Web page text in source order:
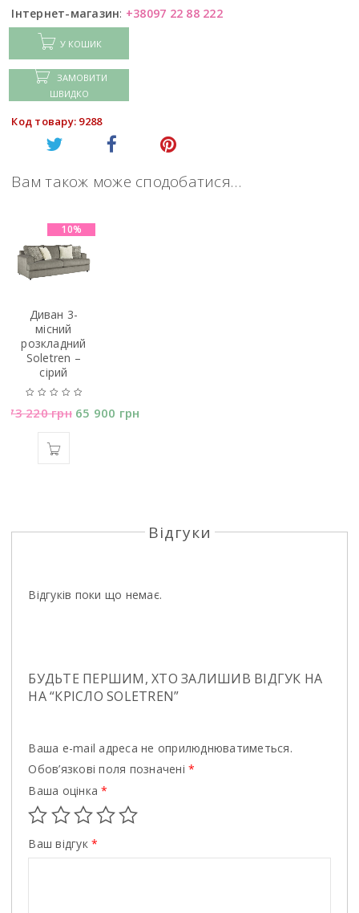
Інтернет-магазин: +38097 22 88 222
У КОШИК
ЗАМОВИТИ
ШВИДКО
Код товару: 9288
Вам також може сподобатися…
10%
Диван 3-
місний
розкладний
Soletren –
сірий
73 220грн 65 900 грн
Відгуки
Відгуків поки що немає.
БУДЬТЕ ПЕРШИМ, ХТО ЗАЛИШИВ ВІДГУК НА
НА “КРIСЛО SOLETREN”
Ваша e-mail адреса не оприлюднюватиметься.
Обов’язкові поля позначені*
Ваша оцінка*
Ваш відгук*